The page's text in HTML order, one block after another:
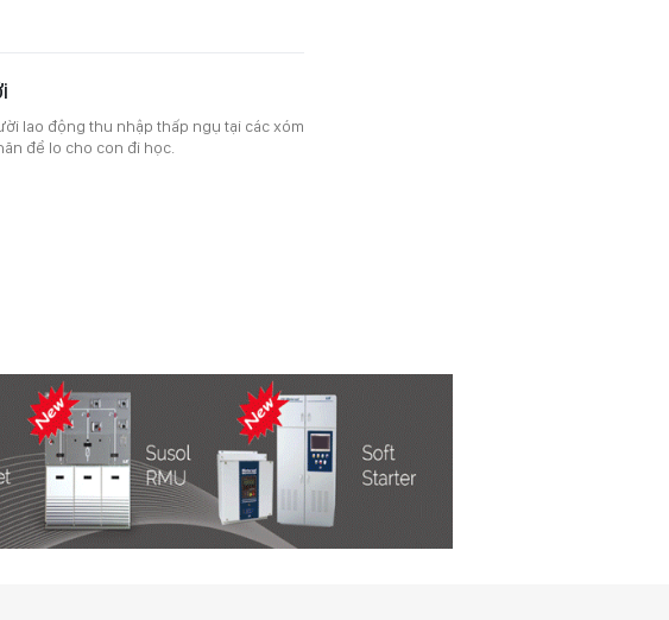
lao động thu nhập thấp ngụ tại các xóm
để lo cho con đi học.